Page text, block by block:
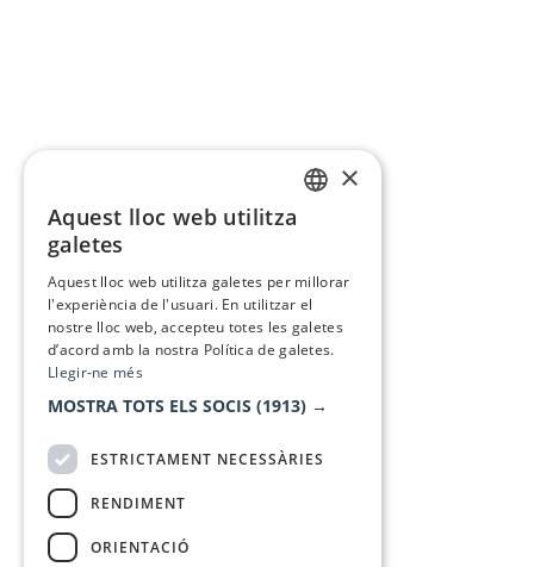
×
Aquest lloc web utilitza
galetes
Aquest lloc web utilitza galetes per millorar
l'experiència de l'usuari. En utilitzar el
nostre lloc web, accepteu totes les galetes
d’acord amb la nostra Política de galetes.
Llegir-ne més
MOSTRA TOTS ELS SOCIS (1913) →
ESTRICTAMENT NECESSÀRIES
RENDIMENT
ORIENTACIÓ